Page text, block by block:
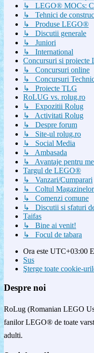
↳ LEGO® MOCs:
↳ Tehnici de
↳ Produse LEGO®
↳ Discutii generale
↳ Juniori
↳ International
Concursuri si
↳ Concursuri online
↳ Concursuri
↳ Proiecte TLG
RoLUG vs. rolug.ro
↳ Expozitii Rolug
↳ Activitati Rolug
↳ Despre forum
↳ Site-ul rolug.ro
↳ Social Media
↳ Ambasada
↳ Avantaje pentru
Targul de LEGO®
↳ Vanzari/Cumparari
↳ Coltul Magazinelor
↳ Comenzi comune
↳ Discutii si sfaturi
Taifas
↳ Bine ai venit!
↳ Focul de tabara
Ora este UTC+03:00
Sus
Şterge toate cookie-
Despre noi
RoLug (Romanian LEGO
fanilor LEGO® de toate
adulti.